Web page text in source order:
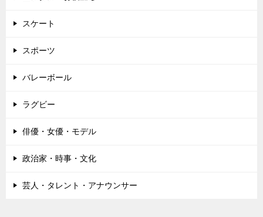
スケート
スポーツ
バレーボール
ラグビー
俳優・女優・モデル
政治家・時事・文化
芸人・タレント・アナウンサー